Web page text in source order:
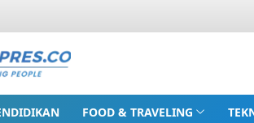
FOOD & TRAVELING